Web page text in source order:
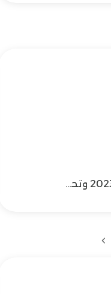
تحميل زابيا 2023 وتحديث تنزيل برنامج zapya للاندرويد مجاناً